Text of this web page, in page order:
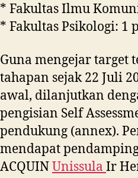
* Fakultas Ilmu
* Fakultas Psikologi: 1
Guna mengejar target
tahapan sejak 22 Juli
awal, dilanjutkan
pengisian Self
pendukung (annex).
mendapat
ACQUINUnissula Ir